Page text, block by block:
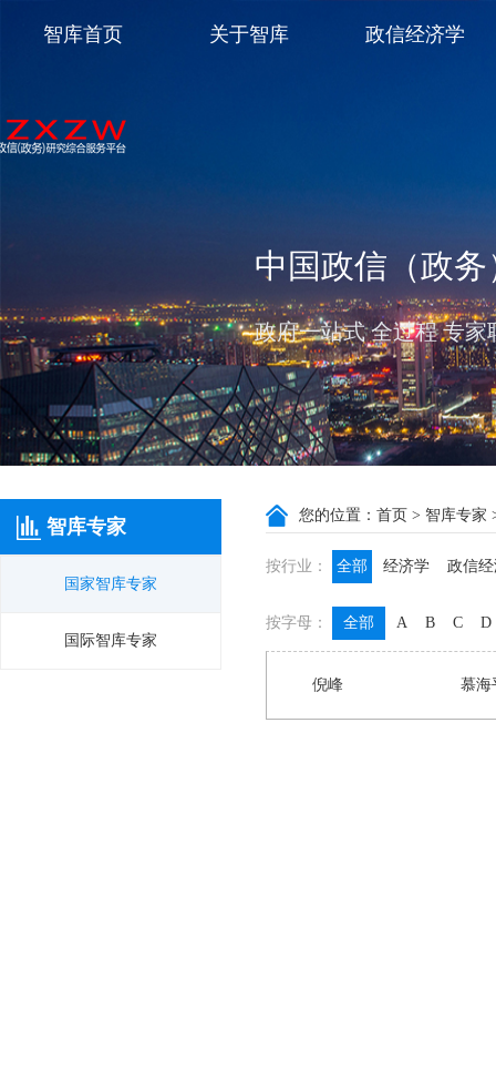
中国政信（政
政府一站式 全过程 专
智库首页 关于智库 政信经济学
智库专家
国家智库专家
国际智库专家
您的位置： 首页 > 智库专家
按行业： 全部 经济学
政信
膳食养生
名医西药
按字母： 全部 A B C D
倪峰 慕海